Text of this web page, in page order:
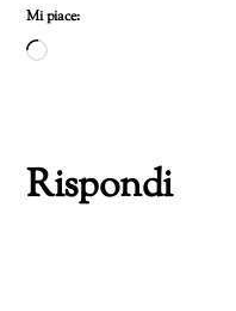
Mi piace:
Caricamento
Rispondi